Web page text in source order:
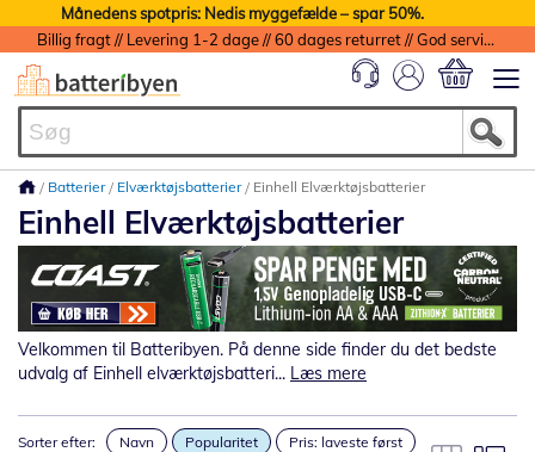
Månedens spotpris: Nedis myggefælde – spar 50%.
Billig fragt // Levering 1-2 dage // 60 dages returret // God service med garanti
Batterier Elværktøjsbatterier Einhell Elværktøjsbatterier
Einhell Elværktøjsbatterier
Velkommen til Batteribyen. På denne side finder du det bedste
udvalg af Einhell elværktøjsbatteri... Læs mere
Sorter efter: Navn Popularitet
Pris: laveste først